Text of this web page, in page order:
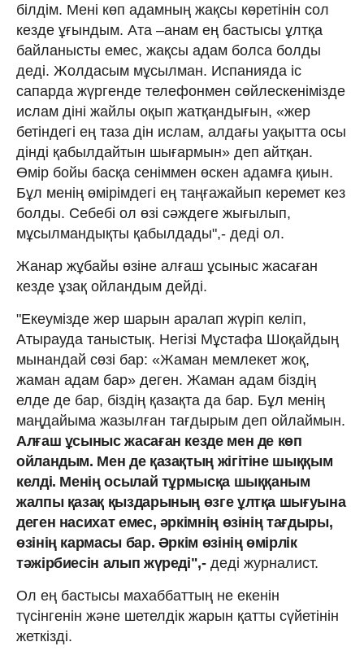
білдім. Мені көп адамның жақсы көретінін сол
кезде ұғындым. Ата –анам ең бастысы ұлтқа
байланысты емес, жақсы адам болса болды
деді. Жолдасым мұсылман. Испанияда іс
сапарда жүргенде телефонмен сөйлескенімізде
ислам діні жайлы оқып жатқандығын, «жер
бетіндегі ең таза дін ислам, алдағы уақытта осы
дінді қабылдайтын шығармын» деп айтқан.
Өмір бойы басқа сеніммен өскен адамға қиын.
Бұл менің өмірімдегі ең таңғажайып керемет кез
болды. Себебі ол өзі сәждеге жығылып,
мұсылмандықты қабылдады",- деді ол.
Жанар жұбайы өзіне алғаш ұсыныс жасаған
кезде ұзақ ойландым дейді.
"Екеумізде жер шарын аралап жүріп келіп,
Атырауда таныстық. Негізі Мұстафа Шоқайдың
мынандай сөзі бар: «Жаман мемлекет жоқ,
жаман адам бар» деген. Жаман адам біздің
елде де бар, біздің қазақта да бар. Бұл менің
маңдайыма жазылған тағдырым деп ойлаймын.
Алғаш ұсыныс жасаған кезде мен де көп
ойландым. Мен де қазақтың жігітіне шыққым
келді. Менің осылай тұрмысқа шыққаным
жалпы қазақ қыздарының өзге ұлтқа шығуына
деген насихат емес, әркімнің өзінің тағдыры,
өзінің кармасы бар. Әркім өзінің өмірлік
тәжірбиесін алып жүреді",-деді журналист.
Ол ең бастысы махаббаттың не екенін
түсінгенін және шетелдік жарын қатты сүйетінін
жеткізді.